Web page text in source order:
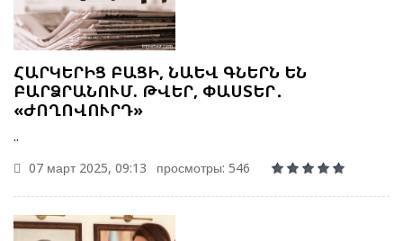
ՀԱՐԿԵՐԻՑ ԲԱՑԻ, ՆԱԵՎ ԳՆԵՐՆ ԵՆ
ԲԱՐՁՐԱՆՈՒՄ. ԹՎԵՐ, ՓԱՍՏԵՐ․
«ԺՈՂՈՎՈՒՐԴ»
..
07 март 2025, 09:13
просмотры: 546